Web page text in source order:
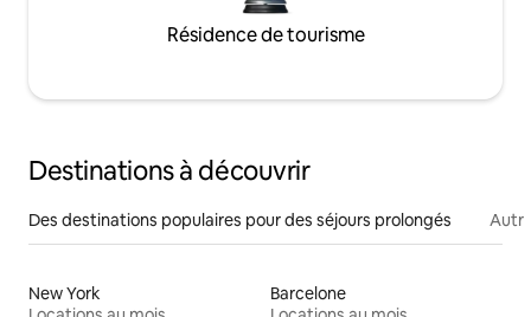
Résidence de tourisme
Destinations à découvrir
Des destinations populaires pour des séjours prolongés
New York
Barcelone